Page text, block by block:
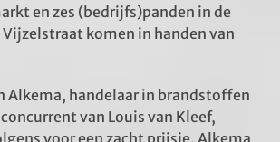
en zes (bedrijfs)panden in de
komen in handen van
Alkema, handelaar in brandstoffen
van Louis van Kleef,
voor een zacht prijsje. Alkema